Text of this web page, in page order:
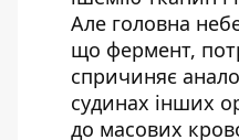
Але головна
що фермент,
спричиняє
судинах інших
до масових